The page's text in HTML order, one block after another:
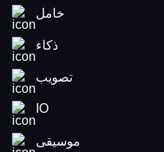
خامل
ذكاء
تصويب
IO
موسيقى